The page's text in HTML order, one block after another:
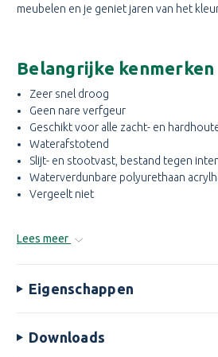
meubelen en je geniet jaren van het
Belangrijke kenmerken
Zeer snel droog
Geen nare verfgeur
Geschikt voor alle zacht- en
Waterafstotend
Slijt- en stootvast, bestand tegen
Waterverdunbare polyurethaan
Vergeelt niet
Lees meer
Eigenschappen
Downloads